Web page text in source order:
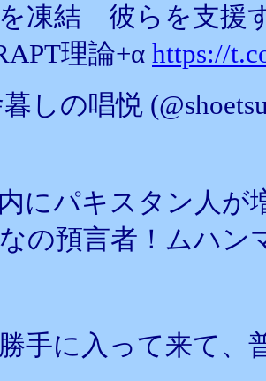
凍結 彼らを支援
理論+α https://
しの唱悦
にパキスタン人が
なの預言者！ムハ
手に入って来て、